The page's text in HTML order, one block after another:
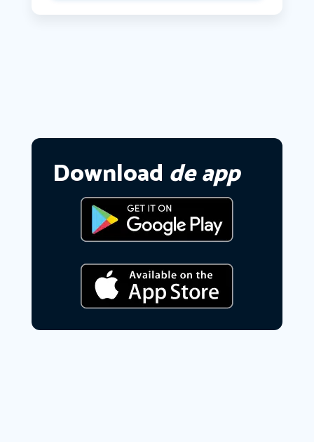
Download de app